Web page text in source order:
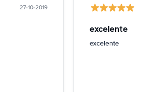
27-10-2019
excelente
excelente